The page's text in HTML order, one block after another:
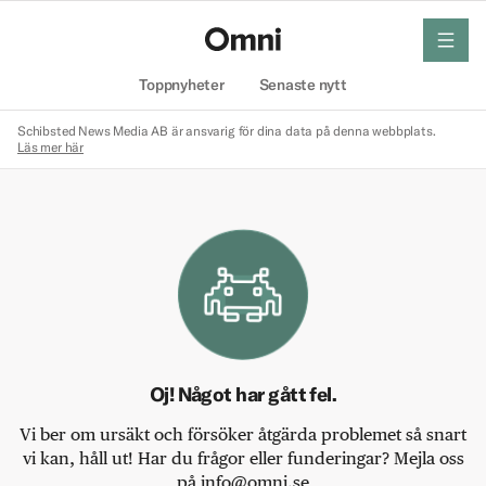
Toppnyheter Senaste nytt
meny
Schibsted News Media AB är ansvarig för dina data på denna webbplats.
Läs mer här
Oj! Något har gått fel.
Vi ber om ursäkt och försöker åtgärda problemet så snart
vi kan, håll ut! Har du frågor eller funderingar? Mejla oss